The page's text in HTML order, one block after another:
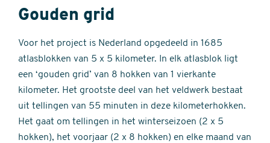
Gouden grid
Voor het project is Nederland opgedeeld in 1685
atlasblokken van 5 x 5 kilometer. In elk atlasblok ligt
een ‘gouden grid’ van 8 hokken van 1 vierkante
kilometer. Het grootste deel van het veldwerk bestaat
uit tellingen van 55 minuten in deze kilometerhokken.
Het gaat om tellingen in het winterseizoen (2 x 5
hokken), het voorjaar (2 x 8 hokken) en elke maand van